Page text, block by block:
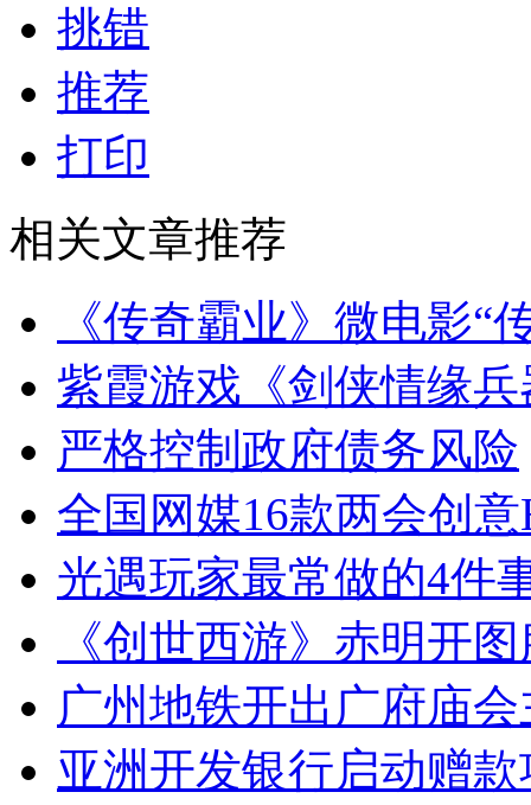
挑错
推荐
打印
相关文章推荐
《传奇霸业》微电影“
紫霞游戏《剑侠情缘
严格控制政府债务风险
全国网媒16款两会创
光遇玩家最常做的4件
《创世西游》赤明开
广州地铁开出广府庙
亚洲开发银行启动赠